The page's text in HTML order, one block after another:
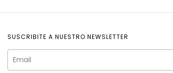
SUSCRIBITE A NUESTRO NEWSLETTER